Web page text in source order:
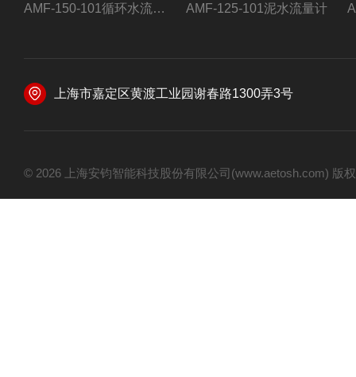
AMF-150-101循环水流量计,电磁流量计 AMF-125-101泥水流量计
上海市嘉定区黄渡工业园谢春路1300弄3号
© 2026 上海安钧智能科技股份有限公司(www.aetosh.com)